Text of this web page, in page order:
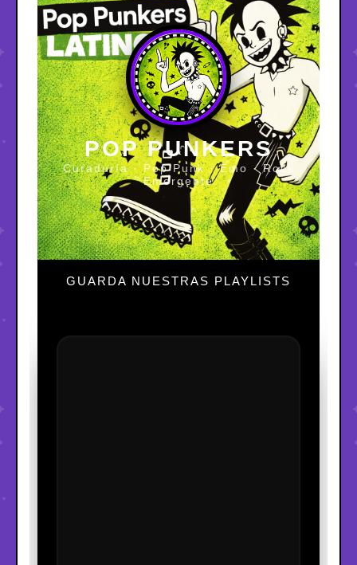
POP PUNKERS
Curaduría · Pop Punk · Emo · Rock
Emergente
GUARDA NUESTRAS PLAYLISTS